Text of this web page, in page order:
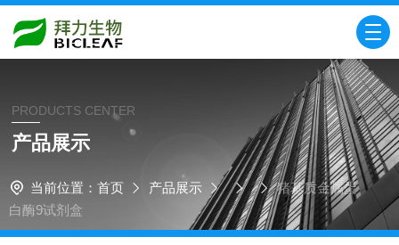
PRODUCTS CENTER
产品展示
当前位置： 首页 产品展示
猪基质金属蛋
白酶9试剂盒​